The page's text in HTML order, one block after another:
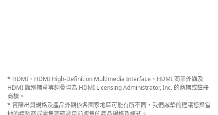
* HDMI、HDMI High-Definition Multimedia Interface、HDMI 商業外觀及
HDMI 識別標章等詞彙均為 HDMI Licensing Administrator, Inc. 的商標或註冊
商標。
* 實際出貨規格及產品外觀依各國家地區可能有所不同，我們誠摯的建議您與當